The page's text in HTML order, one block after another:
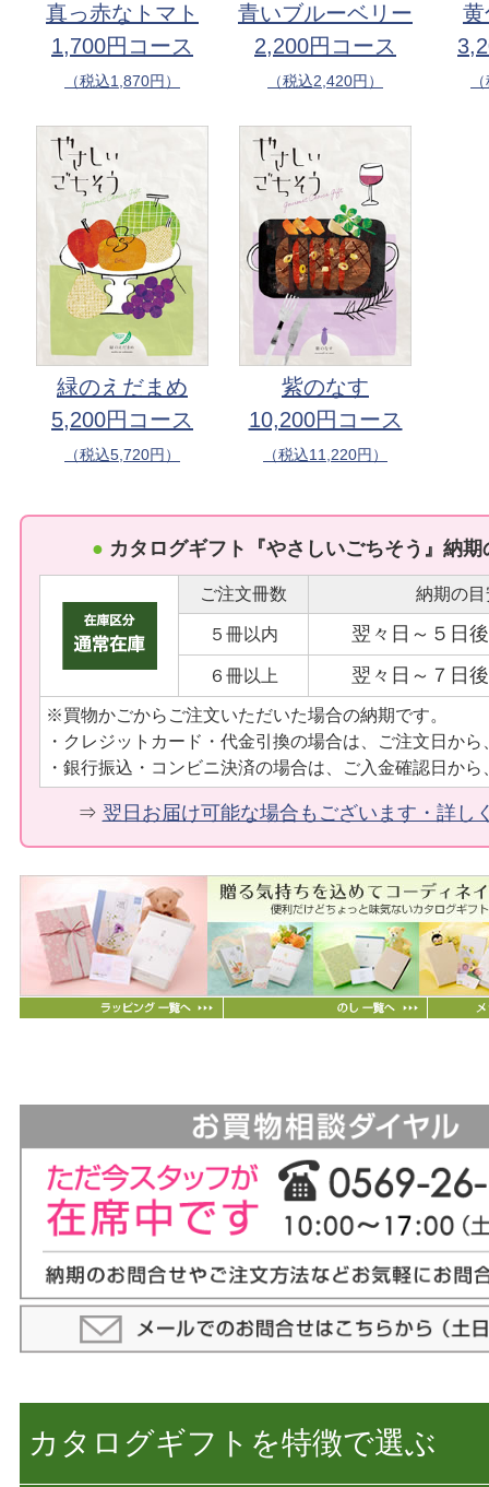
真っ赤なトマト
1,700円コース
（税込1,870円）
青いブルーベリー
2,200円コース
（税込2,420円）
黄
緑のえだまめ
5,200円コース
（税込5,720円）
紫のなす
10,200円コース
（税込11,220円）
● カタログギフト『やさしいごちそう』納
ご注文冊数 納期の目
５冊以内 翌々日～５日
６冊以上 翌々日～７日
※買物かごからご注文いただいた場合の納期です。
・クレジットカード・代金引換の場合は、ご注文日から
・銀行振込・コンビニ決済の場合は、ご入金確認日か
⇒ 翌日お届け可能な場合もございます・詳し
カタログギフトを特徴で選ぶ